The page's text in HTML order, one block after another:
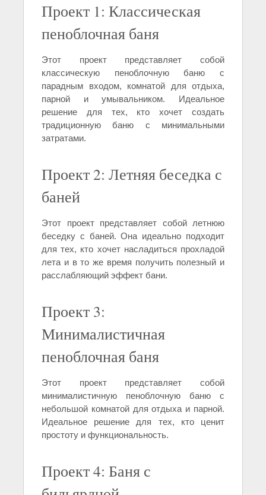
Проект 1: Классическая
пеноблочная баня
Этот проект представляет собой
классическую пеноблочную баню с
парадным входом, комнатой для отдыха,
парной и умывальником. Идеальное
решение для тех, кто хочет создать
традиционную баню с минимальными
затратами.
Проект 2: Летняя беседка с
баней
Этот проект представляет собой летнюю
беседку с баней. Она идеально подходит
для тех, кто хочет насладиться прохладой
лета и в то же время получить полезный и
расслабляющий эффект бани.
Проект 3:
Минималистичная
пеноблочная баня
Этот проект представляет собой
минималистичную пеноблочную баню с
небольшой комнатой для отдыха и парной.
Идеальное решение для тех, кто ценит
простоту и функциональность.
Проект 4: Баня с